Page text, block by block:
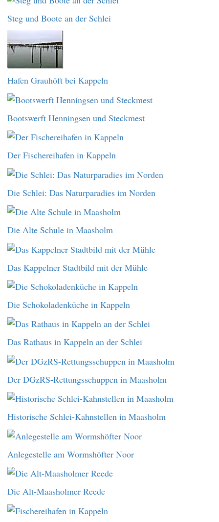
Steg und Boote an der Schlei
Hafen Grauhöft bei Kappeln
Bootswerft Henningsen und Steckmest
Der Fischereihafen in Kappeln
Die Schlei: Das Naturparadies im Norden
Die Alte Schule in Maasholm
Das Kappelner Stadtbild mit der Mühle
Die Schokoladenküche in Kappeln
Das Rathaus in Kappeln an der Schlei
Der DGzRS-Rettungsschuppen in Maasholm
Historische Schlei-Kahnstellen in Maasholm
Anlegestelle am Wormshöfter Noor
Die Alt-Maasholmer Reede